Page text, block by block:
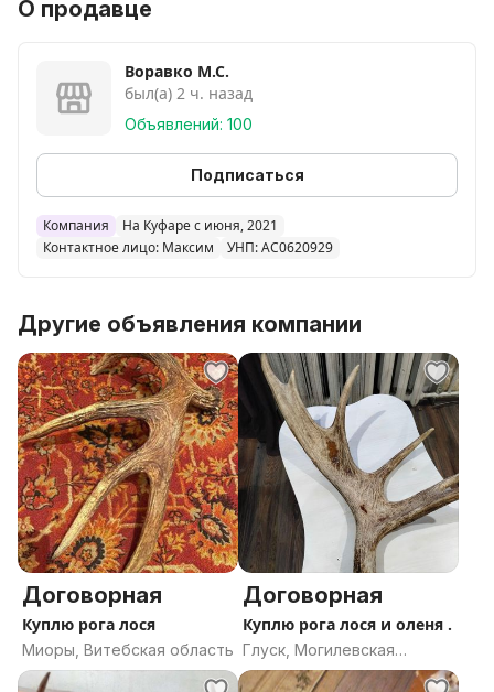
О продавце
Воравко М.С.
был(а) 2 ч. назад
Объявлений: 100
Подписаться
Компания
На Куфаре с июня, 2021
Контактное лицо: Максим
УНП: AC0620929
Другие объявления компании
Договорная
Куплю рога лося
Миоры, Витебская область
Договорная
Куплю рога лося и оленя .
Глуск, Могилевская
область